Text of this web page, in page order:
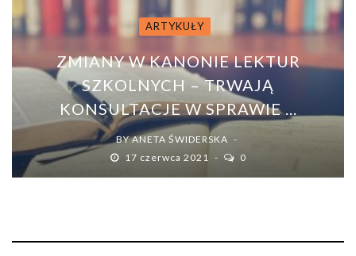
ARTYKUŁY
ZMIANY W KANONIE LEKTUR
SZKOLNYCH – TRWAJĄ
KONSULTACJE W SPRAWIE ...
BYANETA ŚWIDERSKA
17 czerwca 2021
0